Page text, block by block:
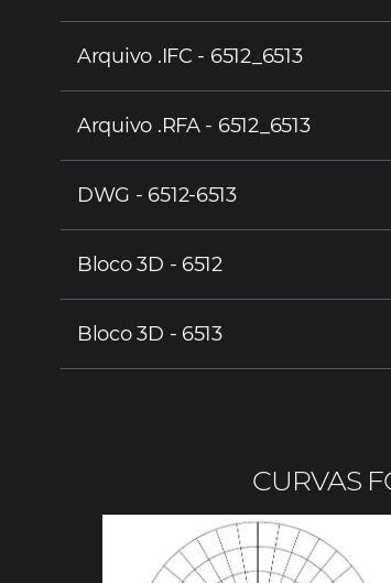
Arquivo .IFC - 6512_6513
Arquivo .RFA - 6512_6513
DWG - 6512-6513
Bloco 3D - 6512
Bloco 3D - 6513
CURVAS